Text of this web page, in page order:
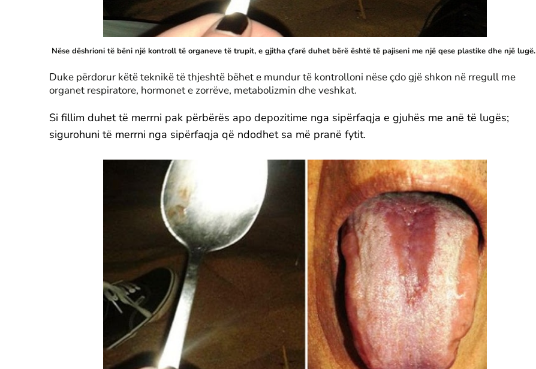
Nëse dëshrioni të bëni një kontroll të organeve të trupit, e gjitha çfarë duhet bërë është të pajiseni me një qese plastike dhe një lugë.
Duke përdorur këtë teknikë të thjeshtë bëhet e mundur të kontrolloni nëse çdo gjë shkon në rregull me
organet respiratore, hormonet e zorrëve, metabolizmin dhe veshkat.
Si fillim duhet të merrni pak përbërës apo depozitime nga sipërfaqja e gjuhës me anë të lugës;
sigurohuni të merrni nga sipërfaqja që ndodhet sa më pranë fytit.